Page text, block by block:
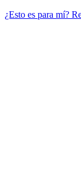
¿Esto es para mí?